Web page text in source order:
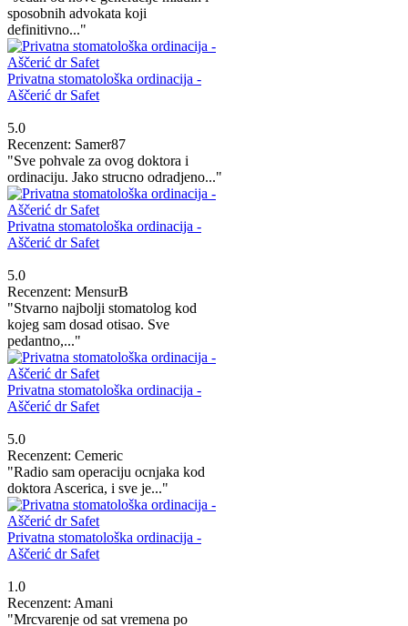
sposobnih advokata koji
definitivno..."
Privatna stomatološka ordinacija -
Aščerić dr Safet
5.0
Recenzent: Samer87
"Sve pohvale za ovog doktora i
ordinaciju. Jako strucno odradjeno..."
Privatna stomatološka ordinacija -
Aščerić dr Safet
5.0
Recenzent: MensurB
"Stvarno najbolji stomatolog kod
kojeg sam dosad otisao. Sve
pedantno,..."
Privatna stomatološka ordinacija -
Aščerić dr Safet
5.0
Recenzent: Cemeric
"Radio sam operaciju ocnjaka kod
doktora Ascerica, i sve je..."
Privatna stomatološka ordinacija -
Aščerić dr Safet
1.0
Recenzent: Amani
"Mrcvarenje od sat vremena po